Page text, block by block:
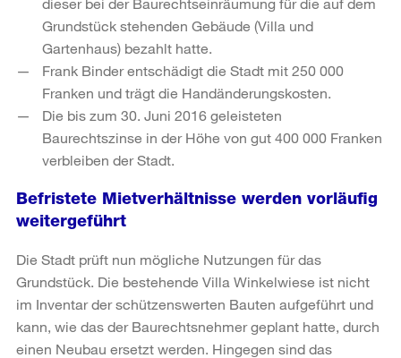
Grundstück stehenden Gebäude (Villa und
Gartenhaus) bezahlt hatte.
Frank Binder entschädigt die Stadt mit 250 000
Franken und trägt die Handänderungskosten.
Die bis zum 30. Juni 2016 geleisteten
Baurechtszinse in der Höhe von gut 400 000 Franken
verbleiben der Stadt.
Befristete Mietverhältnisse werden vorläufig
weitergeführt
Die Stadt prüft nun mögliche Nutzungen für das
Grundstück. Die bestehende Villa Winkelwiese ist nicht
im Inventar der schützenswerten Bauten aufgeführt und
kann, wie das der Baurechtsnehmer geplant hatte, durch
einen Neubau ersetzt werden. Hingegen sind das